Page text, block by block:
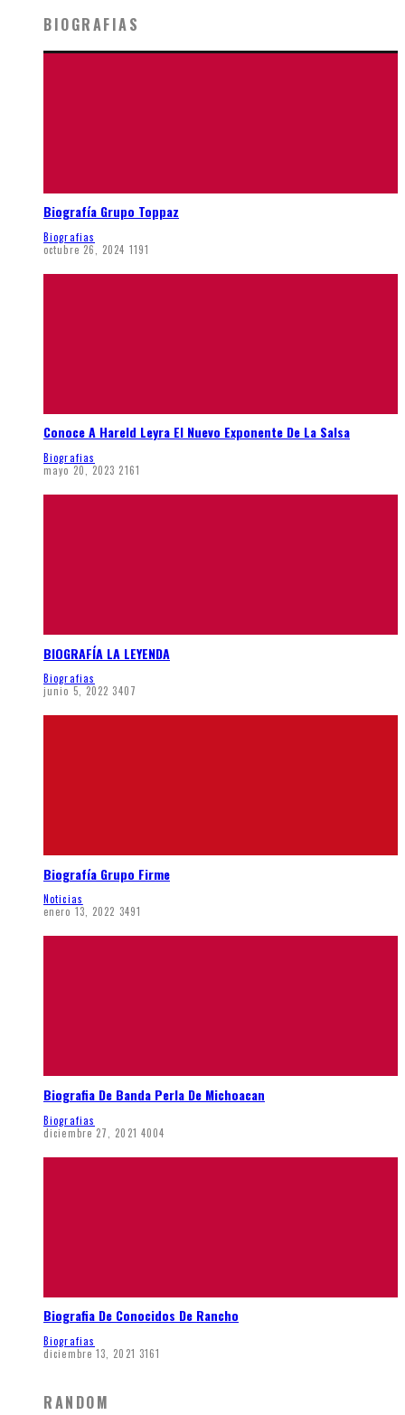
BIOGRAFIAS
Biografía Grupo Toppaz
Biografias
octubre 26, 2024 1191
Conoce A Hareld Leyra El Nuevo Exponente De La Salsa
Biografias
mayo 20, 2023 2161
BIOGRAFÍA LA LEYENDA
Biografias
junio 5, 2022 3407
Biografía Grupo Firme
Noticias
enero 13, 2022 3491
Biografia De Banda Perla De Michoacan
Biografias
diciembre 27, 2021 4004
Biografia De Conocidos De Rancho
Biografias
diciembre 13, 2021 3161
RANDOM